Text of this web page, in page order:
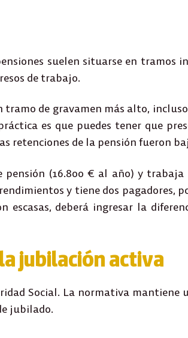
suelen situarse en tramos
de trabajo.
tramo de gravamen más alto,
es que puedes tener que
retenciones de la pensión fueron
pensión (16.800 € al año) y trabaja
y tiene dos pagadores,
escasas, deberá ingresar la
jubilación activa
Social. La normativa mantiene
jubilado.